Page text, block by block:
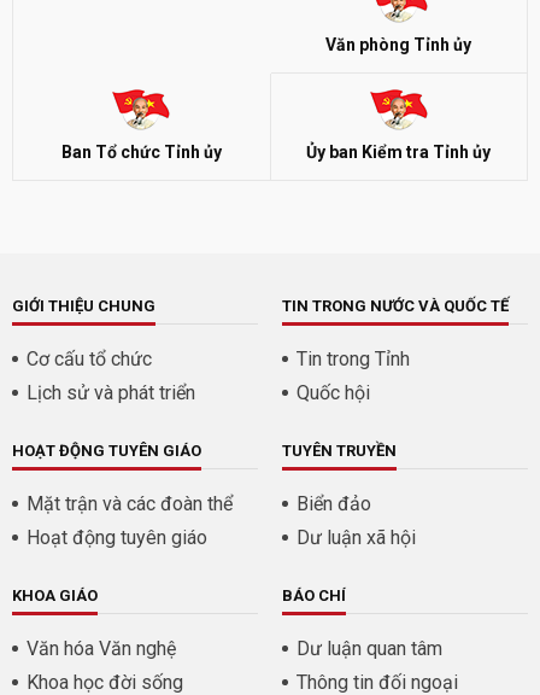
Văn phòng Tỉnh ủy
Ban Tổ chức Tỉnh ủy Ủy ban Kiểm tra Tỉnh ủy
GIỚI THIỆU CHUNG
Cơ cấu tổ chức
Lịch sử và phát triển
TIN TRONG NƯỚC VÀ QUỐC TẾ
Tin trong Tỉnh
Quốc hội
HOẠT ĐỘNG TUYÊN GIÁO
Mặt trận và các đoàn thể
Hoạt động tuyên giáo
TUYÊN TRUYỀN
Biển đảo
Dư luận xã hội
KHOA GIÁO
Văn hóa Văn nghệ
Khoa học đời sống
BÁO CHÍ
Dư luận quan tâm
Thông tin đối ngoại